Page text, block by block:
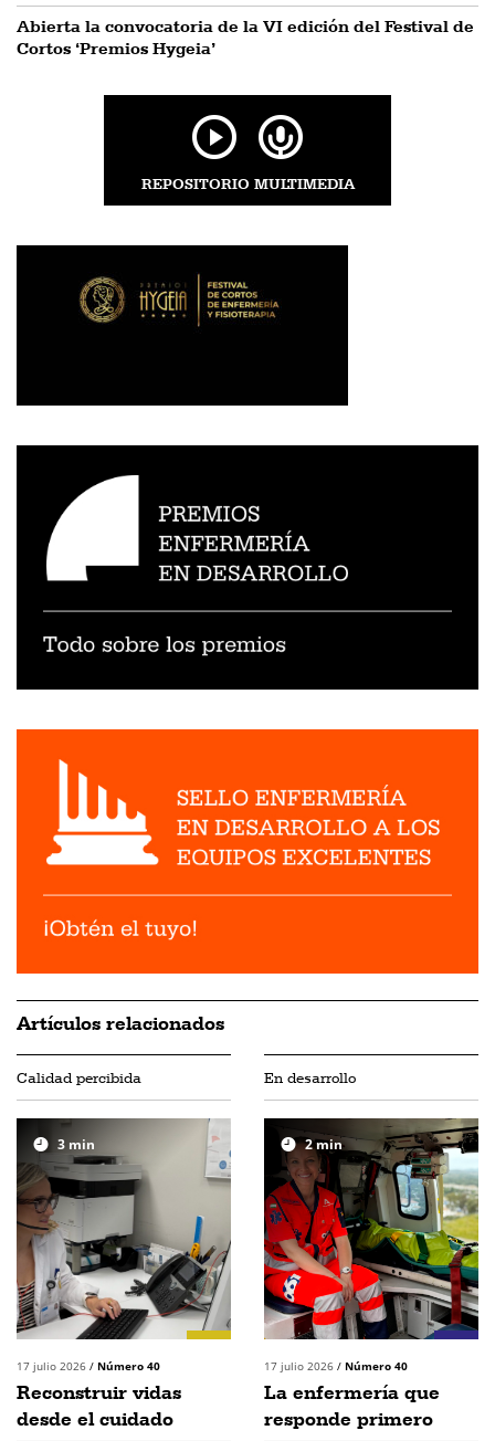
Abierta la convocatoria de la VI edición del Festival de
Cortos ‘Premios Hygeia’
REPOSITORIO MULTIMEDIA
Artículos relacionados
Calidad percibida
3 min
17 julio 2026 / Número 40
Reconstruir vidas
desde el cuidado
En desarrollo
2min
17 julio 2026 / Número 40
La enfermería que
responde primero